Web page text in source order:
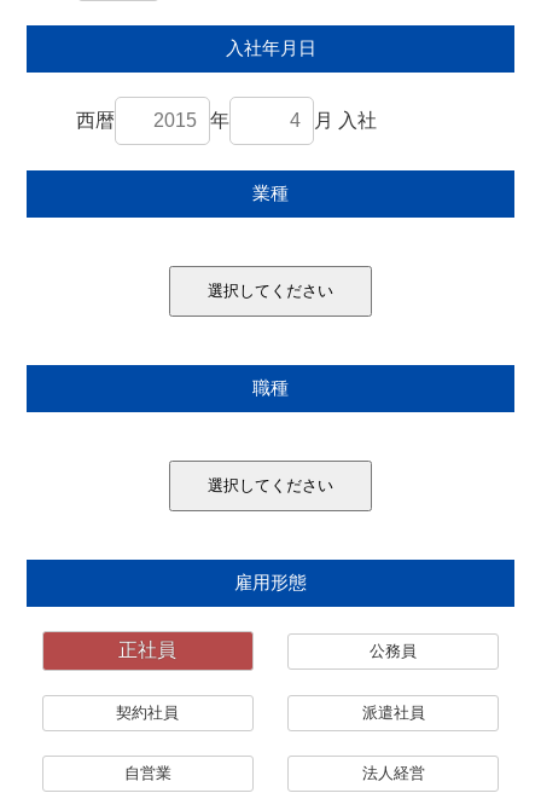
入社年月日
西暦 年 月 入社
業種
選択してください
職種
選択してください
雇用形態
正社員 公務員
契約社員 派遣社員
自営業 法人経営